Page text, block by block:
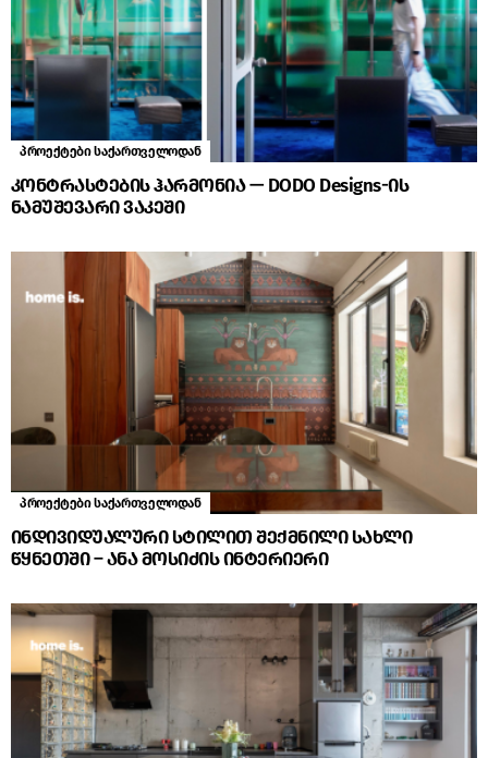
პროექტები საქართველოდან
კონტრასტების ჰარმონია — DODO Designs-ის
ნამუშევარი ვაკეში
პროექტები საქართველოდან
ინდივიდუალური სტილით შექმნილი სახლი
წყნეთში – ანა მოსიძის ინტერიერი